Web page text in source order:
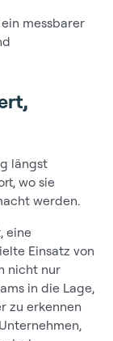
messbarer
längst
wo sie
werden.
eine
Einsatz von
nicht nur
in die Lage,
zu erkennen